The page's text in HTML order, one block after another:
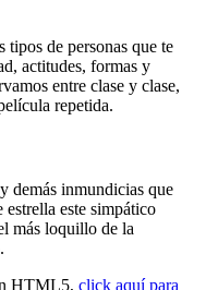
de personas que te
actitudes, formas y
entre clase y clase,
repetida.
demás inmundicias que
este simpático
más loquillo de la
HTML5, click aquí para